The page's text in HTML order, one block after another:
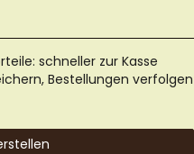
schneller zur Kasse
Bestellungen verfolgen